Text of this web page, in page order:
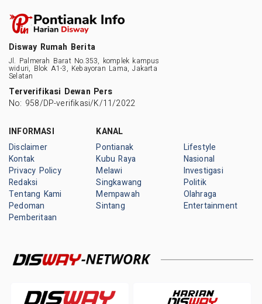
Disway Rumah Berita
Jl. Palmerah Barat No.353, komplek kampus
widuri, Blok A1-3, Kebayoran Lama, Jakarta
Selatan
Terverifikasi Dewan Pers
No: 958/DP-verifikasi/K/11/2022
INFORMASI
Disclaimer
Kontak
Privacy Policy
Redaksi
Tentang Kami
Pedoman
Pemberitaan
KANAL
Pontianak
Kubu Raya
Melawi
Singkawang
Mempawah
Sintang
Lifestyle
Nasional
Investigasi
Politik
Olahraga
Entertainment